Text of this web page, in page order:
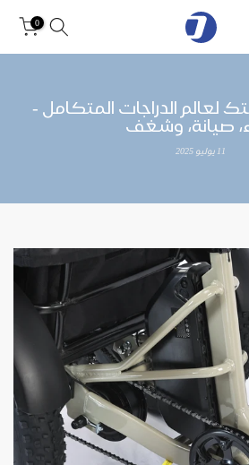
0
لعالم الدراجات المتكامل -
صيانة، وشغف
11 يوليو 2025